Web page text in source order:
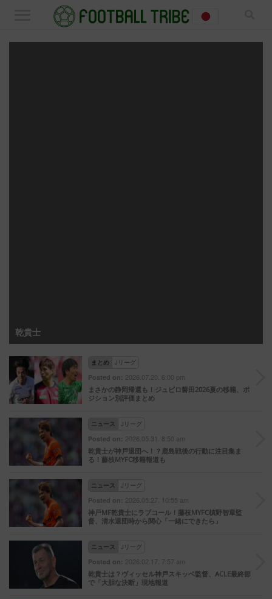
乾貴士
まとめ Jリーグ
Posted on: 2026.07.20. 6:00 pm
まさかの静岡帰還も！ジュビロ磐田2026夏の移籍、ポ
ジション別評価まとめ
ニュース Jリーグ
Posted on: 2026.05.31. 8:50 am
乾貴士が神戸退団へ！？鹿島戦後の行動に注目集ま
る！藤枝MYFC移籍報道も
ニュース Jリーグ
Posted on: 2026.05.27. 10:55 am
神戸MF乾貴士にラブコール！藤枝MYFC槙野智章監
督、清水退団時から関心「一緒にできたら」
ニュース Jリーグ
Posted on: 2026.02.17. 7:57 am
乾貴士は？ヴィッセル神戸スキッベ監督、ACLE最終節
で「大胆な決断」現地報道